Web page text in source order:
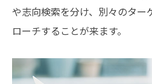
や志向検索を分け、別々のター
ローチすることが来ます。